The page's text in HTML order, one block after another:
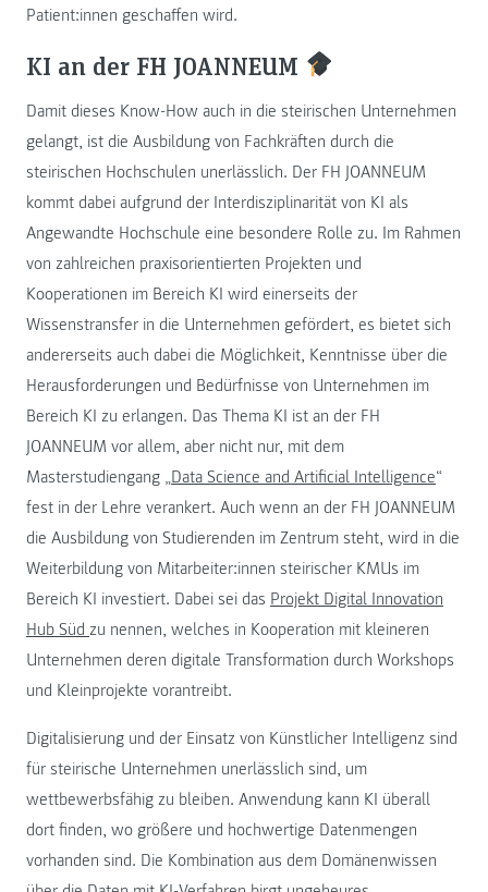
Patient:innen geschaffen wird.
KI an der FH JOANNEUM
Damit dieses Know-How auch in die steirischen Unternehmen
gelangt, ist die Ausbildung von Fachkräften durch die
steirischen Hochschulen unerlässlich. Der FH JOANNEUM
kommt dabei aufgrund der Interdisziplinarität von KI als
Angewandte Hochschule eine besondere Rolle zu. Im Rahmen
von zahlreichen praxisorientierten Projekten und
Kooperationen im Bereich KI wird einerseits der
Wissenstransfer in die Unternehmen gefördert, es bietet sich
andererseits auch dabei die Möglichkeit, Kenntnisse über die
Herausforderungen und Bedürfnisse von Unternehmen im
Bereich KI zu erlangen. Das Thema KI ist an der FH
JOANNEUM vor allem, aber nicht nur, mit dem
Masterstudiengang „Data Science and Artificial Intelligence“
fest in der Lehre verankert. Auch wenn an der FH JOANNEUM
die Ausbildung von Studierenden im Zentrum steht, wird in die
Weiterbildung von Mitarbeiter:innen steirischer KMUs im
Bereich KI investiert. Dabei sei das Projekt Digital Innovation
Hub Süd zu nennen, welches in Kooperation mit kleineren
Unternehmen deren digitale Transformation durch Workshops
und Kleinprojekte vorantreibt.
Digitalisierung und der Einsatz von Künstlicher Intelligenz sind
für steirische Unternehmen unerlässlich sind, um
wettbewerbsfähig zu bleiben. Anwendung kann KI überall
dort finden, wo größere und hochwertige Datenmengen
vorhanden sind. Die Kombination aus dem Domänenwissen